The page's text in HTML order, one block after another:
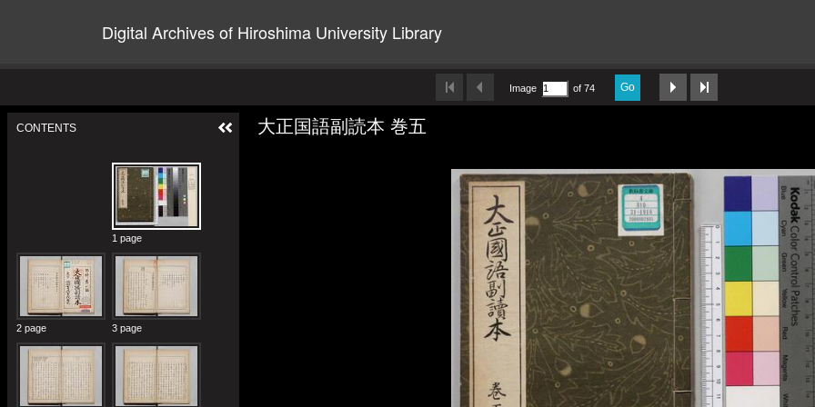
Digital Archives of Hiroshima University Library